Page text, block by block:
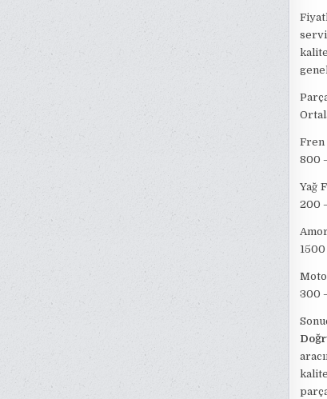
Fren
800
Yağ
200
300